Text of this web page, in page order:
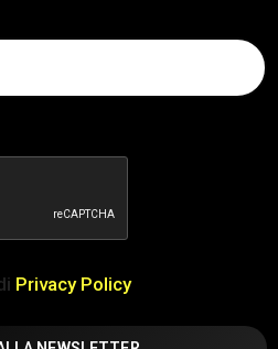
Privacy Policy